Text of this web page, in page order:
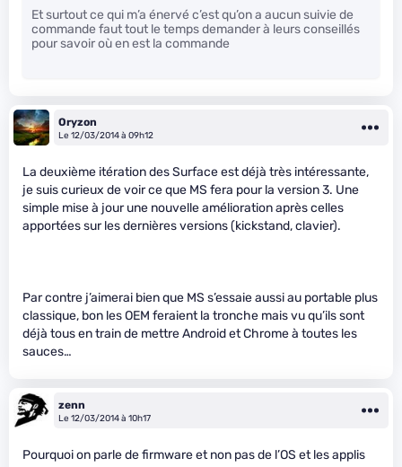
Et surtout ce qui m’a énervé c’est qu’on a aucun suivie de
commande faut tout le temps demander à leurs conseillés
pour savoir où en est la commande
Oryzon
Le 12/03/2014 à 09h12
La deuxième itération des Surface est déjà très intéressante,
je suis curieux de voir ce que MS fera pour la version 3. Une
simple mise à jour une nouvelle amélioration après celles
apportées sur les dernières versions (kickstand, clavier).
Par contre j’aimerai bien que MS s’essaie aussi au portable plus
classique, bon les OEM feraient la tronche mais vu qu’ils sont
déjà tous en train de mettre Android et Chrome à toutes les
sauces…
zenn
Le 12/03/2014 à 10h17
Pourquoi on parle de firmware et non pas de l’OS et les applis